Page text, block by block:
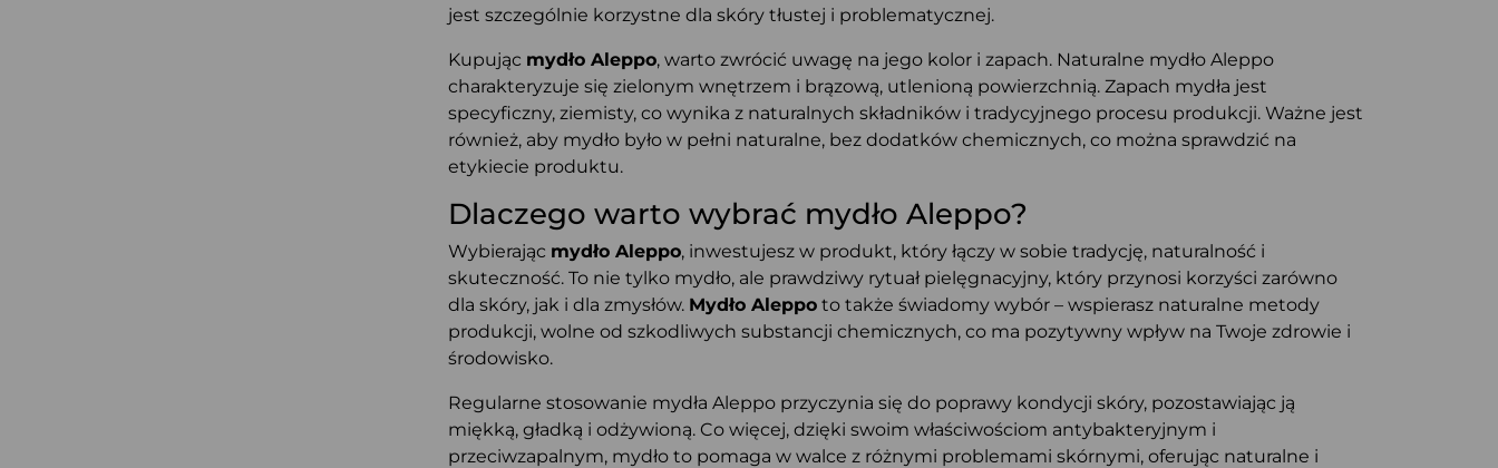
jest szczególnie korzystne dla skóry tłustej i problematycznej.
Kupując mydło Aleppo, warto zwrócić uwagę na jego kolor i zapach. Naturalne mydło Aleppo
charakteryzuje się zielonym wnętrzem i brązową, utlenioną powierzchnią. Zapach mydła jest
specyficzny, ziemisty, co wynika z naturalnych składników i tradycyjnego procesu produkcji. Ważne jest
również, aby mydło było w pełni naturalne, bez dodatków chemicznych, co można sprawdzić na
etykiecie produktu.
Dlaczego warto wybrać mydło Aleppo?
Wybierając mydło Aleppo, inwestujesz w produkt, który łączy w sobie tradycję, naturalność i
skuteczność. To nie tylko mydło, ale prawdziwy rytuał pielęgnacyjny, który przynosi korzyści zarówno
dla skóry, jak i dla zmysłów. Mydło Aleppo to także świadomy wybór – wspierasz naturalne metody
produkcji, wolne od szkodliwych substancji chemicznych, co ma pozytywny wpływ na Twoje zdrowie i
środowisko.
Regularne stosowanie mydła Aleppo przyczynia się do poprawy kondycji skóry, pozostawiając ją
miękką, gładką i odżywioną. Co więcej, dzięki swoim właściwościom antybakteryjnym i
przeciwzapalnym, mydło to pomaga w walce z różnymi problemami skórnymi, oferując naturalne i